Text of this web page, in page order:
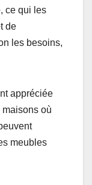
ce qui les
de
les besoins,
appréciée
où
meubles